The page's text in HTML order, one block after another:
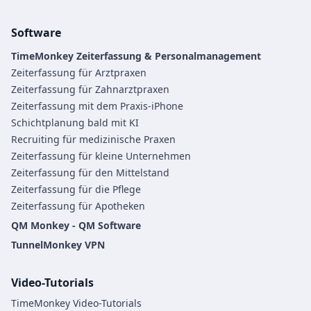
Software
TimeMonkey Zeiterfassung & Personalmanagement
Zeiterfassung für Arztpraxen
Zeiterfassung für Zahnarztpraxen
Zeiterfassung mit dem Praxis-iPhone
Schichtplanung bald mit KI
Recruiting für medizinische Praxen
Zeiterfassung für kleine Unternehmen
Zeiterfassung für den Mittelstand
Zeiterfassung für die Pflege
Zeiterfassung für Apotheken
QM Monkey - QM Software
TunnelMonkey VPN
Video-Tutorials
TimeMonkey Video-Tutorials